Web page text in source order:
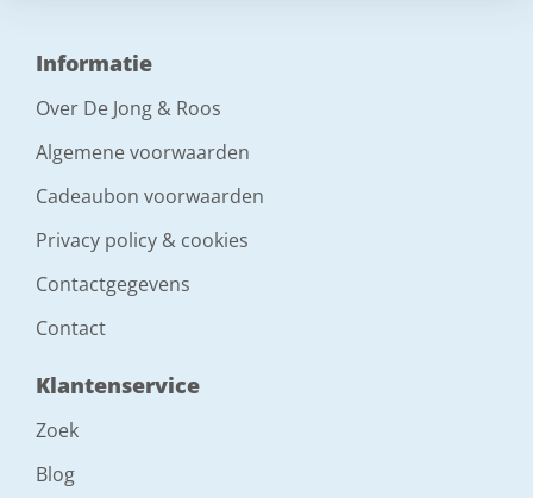
Informatie
Over De Jong & Roos
Algemene voorwaarden
Cadeaubon voorwaarden
Privacy policy & cookies
Contactgegevens
Contact
Klantenservice
Zoek
Blog